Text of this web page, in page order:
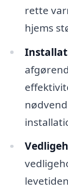
rette
hjems